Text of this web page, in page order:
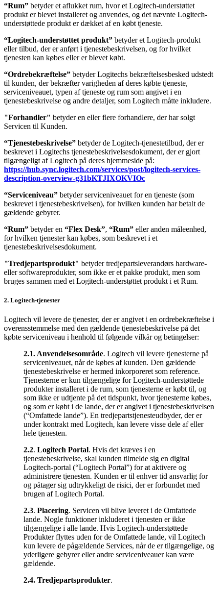
“Rum” betyder et aflukket rum, hvor et Logitech-understøttet
produkt er blevet installeret og anvendes, og det nævnte Logitech-
understøttede produkt er dækket af en købt tjeneste.
“Logitech-understøttet produkt” betyder et Logitech-produkt
eller tilbud, der er anført i tjenestebeskrivelsen, og for hvilket
tjenesten kan købes eller er blevet købt.
“Ordrebekræftelse” betyder Logitechs bekræftelsesbesked udstedt
til kunden, der bekræfter varigheden af deres købte tjeneste,
serviceniveauet, typen af tjeneste og rum som angivet i en
tjenestebeskrivelse og andre detaljer, som Logitech måtte inkludere.
"Forhandler" betyder en eller flere forhandlere, der har solgt
Servicen til Kunden.
“Tjenestebeskrivelse” betyder de Logitech-tjenestetilbud, der er
beskrevet i Logitechs tjenestebeskrivelsesdokument, der er gjort
tilgængeligt af Logitech på deres hjemmeside på:
https://hub.sync.logitech.com/services/post/logitech-services-
description-overview-g31bKTJIXOKVIOc
“Serviceniveau” betyder serviceniveauet for en tjeneste (som
beskrevet i tjenestebeskrivelsen), for hvilken kunden har betalt de
gældende gebyrer.
“Rum” betyder en “Flex Desk”, “Rum” eller anden måleenhed,
for hvilken tjenester kan købes, som beskrevet i et
tjenestebeskrivelsesdokument.
"Tredjepartsprodukt" betyder tredjepartsleverandørs hardware-
eller softwareprodukter, som ikke er et pakke produkt, men som
bruges sammen med et Logitech-understøttet produkt i et Rum.
2. Logitech-tjenester
Logitech vil levere de tjenester, der er angivet i en ordrebekræftelse i
overensstemmelse med den gældende tjenestebeskrivelse på det
købte serviceniveau i henhold til følgende vilkår og betingelser:
2.1. Anvendelsesområde. Logitech vil levere tjenesterne på
serviceniveauet, når de købes af kunden. Den gældende
tjenestebeskrivelse er hermed inkorporeret som reference.
Tjenesterne er kun tilgængelige for Logitech-understøttede
produkter installeret i de rum, som tjenesterne er købt til, og
som ikke er udtjente på det tidspunkt, hvor tjenesterne købes,
og som er købt i de lande, der er angivet i tjenestebeskrivelsen
(“Omfattede lande”). En tredjepartstjenesteudbyder, der er
under kontrakt med Logitech, kan levere visse dele af eller
hele tjenesten.
2.2. Logitech Portal. Hvis det kræves i en
tjenestebeskrivelse, skal kunden tilmelde sig en digital
Logitech-portal (“Logitech Portal”) for at aktivere og
administrere tjenesten. Kunden er til enhver tid ansvarlig for
og påtager sig udtrykkeligt de risici, der er forbundet med
brugen af Logitech Portal.
2.3. Placering. Servicen vil blive leveret i de Omfattede
lande. Nogle funktioner inkluderet i tjenesten er ikke
tilgængelige i alle lande. Hvis Logitech-understøttede
Produkter flyttes uden for de Omfattede lande, vil Logitech
kun levere de pågældende Services, når de er tilgængelige, og
yderligere gebyrer eller andre serviceniveauer kan være
gældende.
2.4. Tredjepartsprodukter.